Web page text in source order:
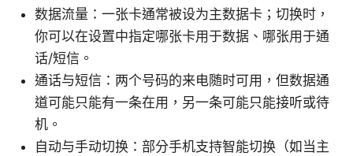
数据流量：一张卡通常被设为主数据卡；切换时，
你可以在设置中指定哪张卡用于数据、哪张用于通
话/短信。
通话与短信：两个号码的来电随时可用，但数据通
道可能只能有一条在用，另一条可能只能接听或待
机。
自动与手动切换：部分手机支持智能切换（如当主